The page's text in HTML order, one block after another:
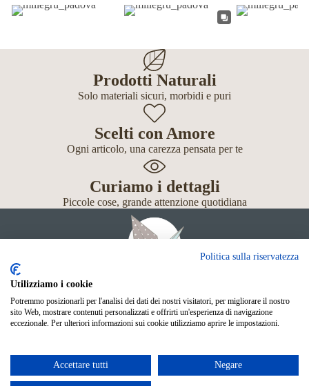
Prodotti Naturali
Solo materiali sicuri, morbidi e puri
Scelti con Amore
Ogni articolo, una carezza pensata per te
Curiamo i dettagli
Piccole cose, grande attenzione quotidiana
Giochi
Neonato
Shop Online
© Mille Gru di Sofia Calore. P.IVA 05033240283
Metodi di pagamento
Politica sulla riservatezza
Utilizziamo i cookie
Potremmo posizionarli per l'analisi dei dati dei nostri visitatori, per migliorare il nostro
sito Web, mostrare contenuti personalizzati e offrirti un'esperienza di navigazione
eccezionale. Per ulteriori informazioni sui cookie utilizziamo aprire le impostazioni.
Accettare tutti Negare